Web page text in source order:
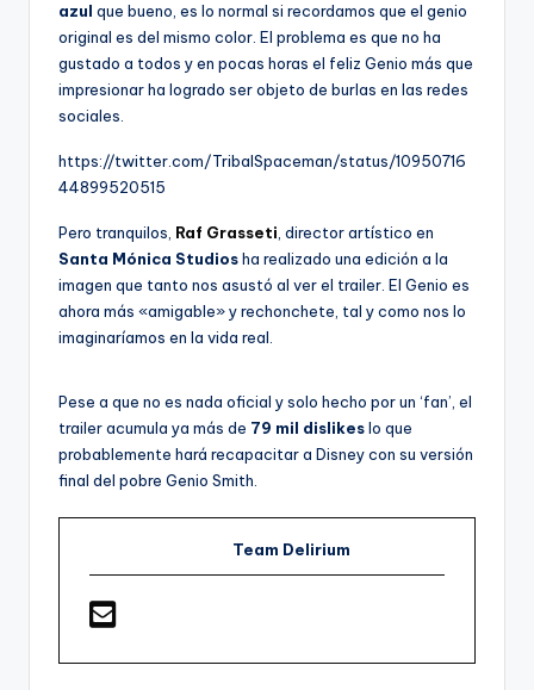
azul que bueno, es lo normal si recordamos que el genio
original es del mismo color. El problema es que no ha
gustado a todos y en pocas horas el feliz Genio más que
impresionar ha logrado ser objeto de burlas en las redes
sociales.
https://twitter.com/TribalSpaceman/status/10950716
44899520515
Pero tranquilos, Raf Grasseti , director artístico en
Santa Mónica Studiosha realizado una edición a la
imagen que tanto nos asustó al ver el trailer. El Genio es
ahora más «amigable» y rechonchete, tal y como nos lo
imaginaríamos en la vida real.
Pese a que no es nada oficial y solo hecho por un ‘fan’, el
trailer acumula ya más de 79 mil dislikeslo que
probablemente hará recapacitar a Disney con su versión
final del pobre Genio Smith.
Team Delirium